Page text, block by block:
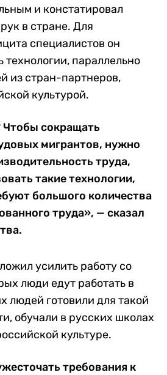
и констатировал
в стране. Для
специалистов он
технологии, параллельно
из стран-партнеров,
культурой.
сокращать
мигрантов, нужно
труда,
такие технологии,
большого количества
труда», — сказал
усилить работу со
люди едут работать в
людей готовили для такой
обучали в русских школах
культуре.
требования к